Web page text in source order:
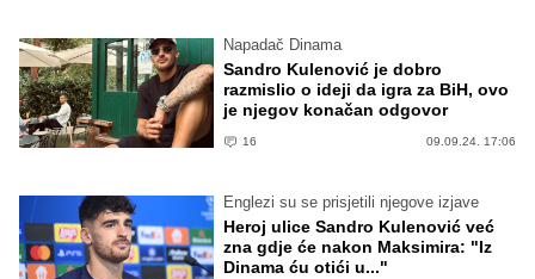
Napadač Dinama
Sandro Kulenović je dobro
razmislio o ideji da igra za BiH, ovo
je njegov konačan odgovor
16 09.09.24. 17:06
Englezi su se prisjetili njegove izjave
Heroj ulice Sandro Kulenović već
zna gdje će nakon Maksimira: "Iz
Dinama ću otići u..."